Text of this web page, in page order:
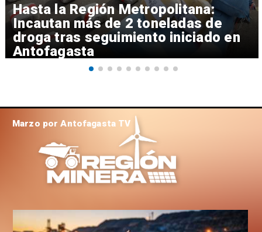
Hasta la Región Metropolitana:
Incautan más de 2 toneladas de
droga tras seguimiento iniciado en
Antofagasta
Marzo por Antofagasta TV